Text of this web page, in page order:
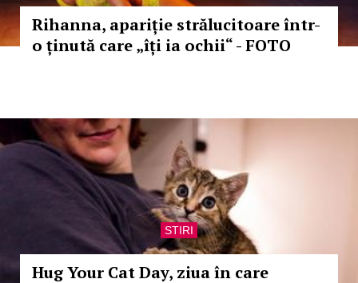
Rihanna, apariție strălucitoare într-
o ținută care „îți ia ochii“ - FOTO
STIRI
Hug Your Cat Day, ziua în care